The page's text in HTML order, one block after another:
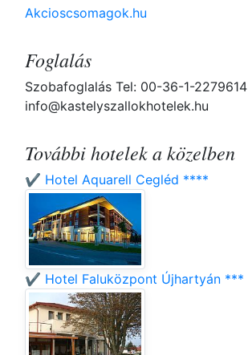
Akcioscsomagok.hu
Foglalás
Szobafoglalás Tel: 00-36-1-2279614
info@kastelyszallokhotelek.hu
További hotelek a közelben
✔️ Hotel Aquarell Cegléd ****
✔️ Hotel Faluközpont Újhartyán ***